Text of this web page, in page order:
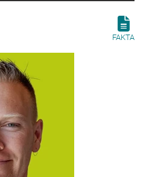
FAKTA